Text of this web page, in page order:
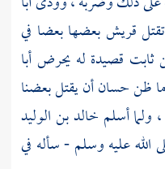
قريشبعضها بعضا في
ثابت قصيدة له يحرضأبا
ظنحسانأن يقتل بعضنا
ولما أسلم خالد بن الوليد
عليه وسلم - سأله في